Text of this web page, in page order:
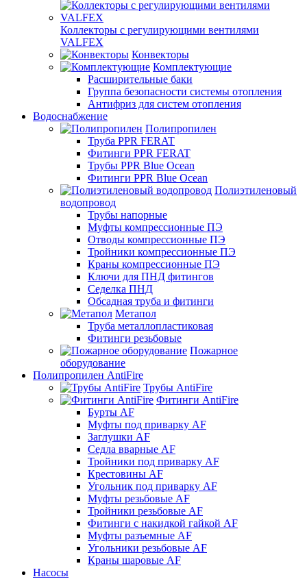
Коллекторы с регулирующими вентилями
VALFEX
Конвекторы
Комплектующие
Расширительные баки
Группа безопасности системы отопления
Антифриз для систем отопления
Водоснабжение
Полипропилен
Труба PPR FERAT
Фитинги PPR FERAT
Трубы PPR Blue Ocean
Фитинги PPR Blue Ocean
Полиэтиленовый
водопровод
Трубы напорные
Муфты компрессионные ПЭ
Отводы компрессионные ПЭ
Тройники компрессионные ПЭ
Краны компрессионные ПЭ
Ключи для ПНД фитингов
Седелка ПНД
Обсадная труба и фитинги
Метапол
Труба металлопластиковая
Фитинги резьбовые
Пожарное
оборудование
Полипропилен AntiFire
Трубы AntiFire
Фитинги AntiFire
Бурты AF
Муфты под приварку AF
Заглушки AF
Седла вварные AF
Тройники под приварку AF
Крестовины AF
Угольник под приварку AF
Муфты резьбовые AF
Тройники резьбовые AF
Фитинги с накидкой гайкой AF
Муфты разъемные AF
Угольники резьбовые AF
Краны шаровые AF
Насосы